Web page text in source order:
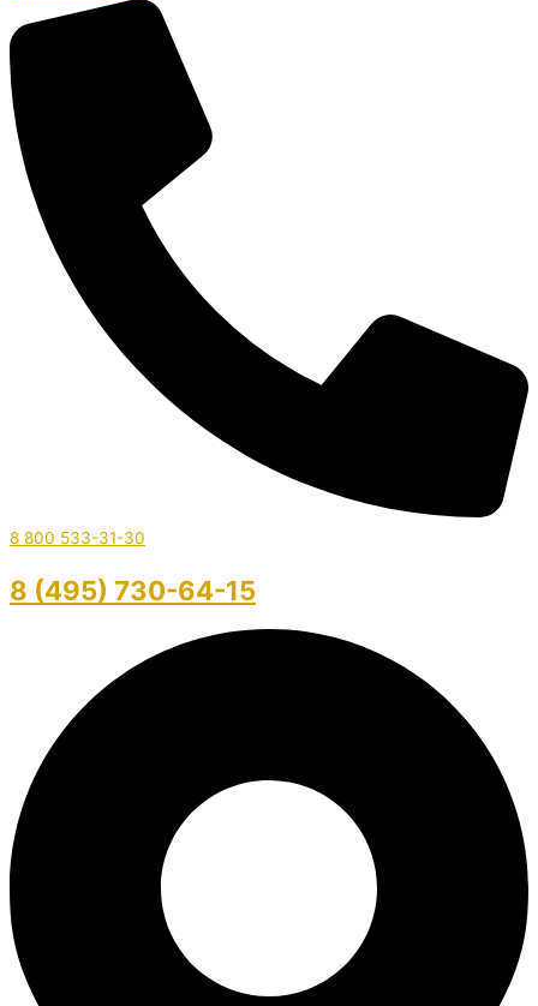
8 800 533-31-30
8 (495) 730-64-15